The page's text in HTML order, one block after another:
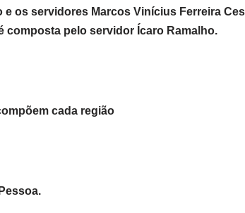
os servidores Marcos Vinícius Ferreira
composta pelo servidor Ícaro Ramalho.
cada região